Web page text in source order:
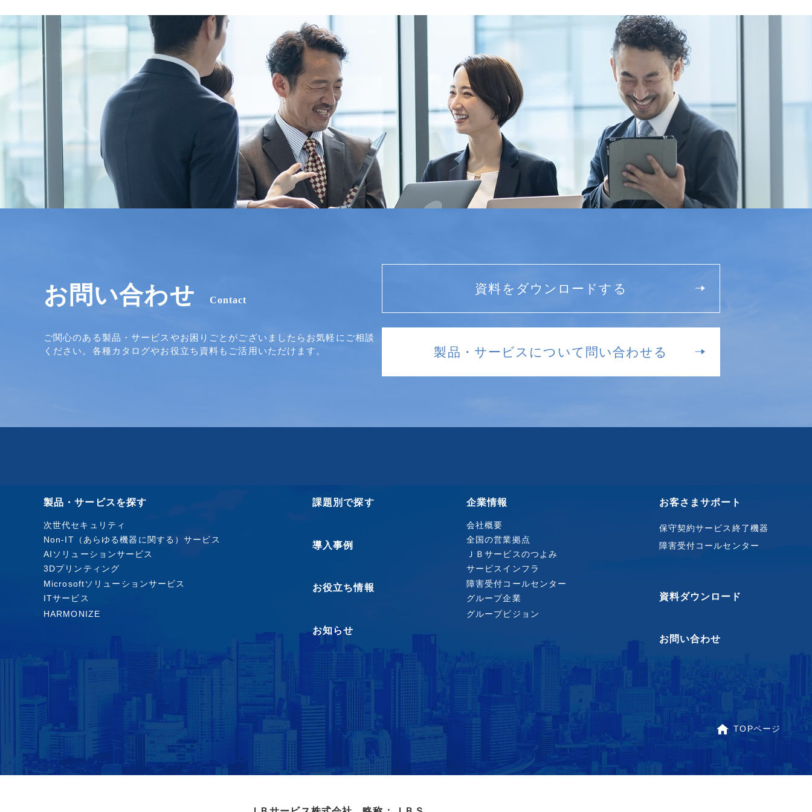
お問い合わせ Contact
ご関心のある製品・サービスやお困りごとがございましたらお気軽にご相談
ください。各種カタログやお役立ち資料もご活用いただけます。
資料をダウンロードする
製品・サービスについて問い合わせる
製品・サービスを探す
次世代セキュリティ
Non-IT（あらゆる機器に関する）サービス
AIソリューションサービス
3Dプリンティング
Microsoftソリューションサービス
ITサービス
HARMONIZE
課題別で探す
導入事例
お役立ち情報
お知らせ
企業情報
会社概要
全国の営業拠点
ＪＢサービスのつよみ
サービスインフラ
障害受付コールセンター
グループ企業
グループビジョン
お客さまサポート
保守契約サービス終了機器
障害受付コールセンター
資料ダウンロード
お問い合わせ
TOPページ